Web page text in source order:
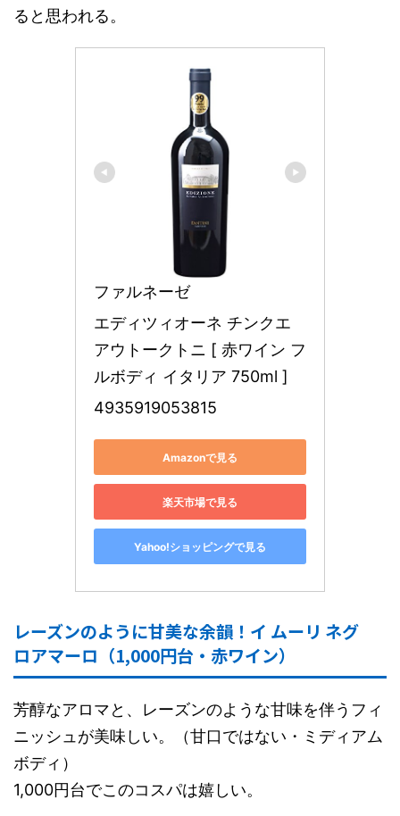
ると思われる。
ファルネーゼ
エディツィオーネ チンクエ
アウトークトニ [ 赤ワイン フ
ルボディ イタリア 750ml ]
4935919053815
Amazonで見る
楽天市場で見る
Yahoo!ショッピングで見る
レーズンのように甘美な余韻！イ ムーリ ネグ
ロアマーロ（1,000円台・赤ワイン）
芳醇なアロマと、レーズンのような甘味を伴うフィ
ニッシュが美味しい。（甘口ではない・ミディアム
ボディ）
1,000円台でこのコスパは嬉しい。